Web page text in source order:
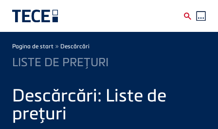
Breadcrumb
Pagina de start » Descărcări
LISTE DE PREŢURI
Descărcări: Liste de
preţuri